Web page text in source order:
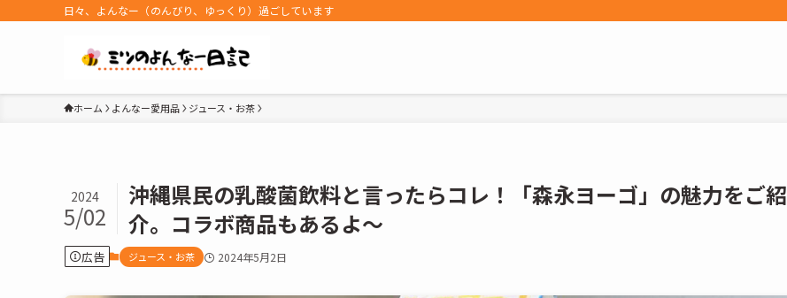
日々、よんなー（のんびり、ゆっくり）過ごしています
ホーム よんなー愛用品 ジュース・お茶
沖縄県民の乳酸菌飲料と言ったらコレ！「森永ヨーゴ」の魅力をご紹
介。コラボ商品もあるよ～
2024
5/02
広告 ジュース・お茶 2024年5月2日